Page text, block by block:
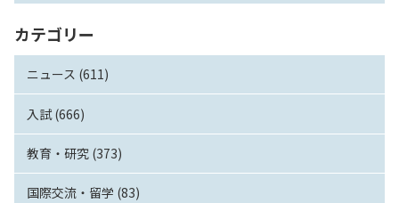
カテゴリー
ニュース (611)
入試 (666)
教育・研究 (373)
国際交流・留学 (83)